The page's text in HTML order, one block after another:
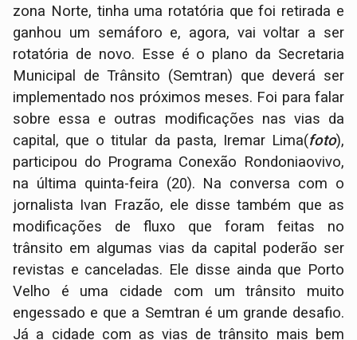
zona Norte, tinha uma rotatória que foi retirada e
ganhou um semáforo e, agora, vai voltar a ser
rotatória de novo. Esse é o plano da Secretaria
Municipal de Trânsito (Semtran) que deverá ser
implementado nos próximos meses. Foi para falar
sobre essa e outras modificações nas vias da
capital, que o titular da pasta, Iremar Lima(foto),
participou do Programa Conexão Rondoniaovivo,
na última quinta-feira (20). Na conversa com o
jornalista Ivan Frazão, ele disse também que as
modificações de fluxo que foram feitas no
trânsito em algumas vias da capital poderão ser
revistas e canceladas. Ele disse ainda que Porto
Velho é uma cidade com um trânsito muito
engessado e que a Semtran é um grande desafio.
Já a cidade com as vias de trânsito mais bem